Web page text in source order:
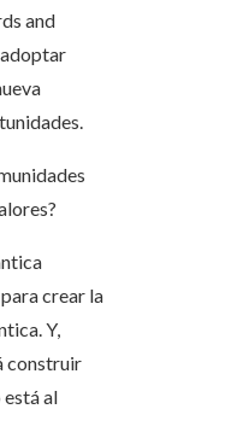
and
adoptar
crear la
Y,
construir
está al